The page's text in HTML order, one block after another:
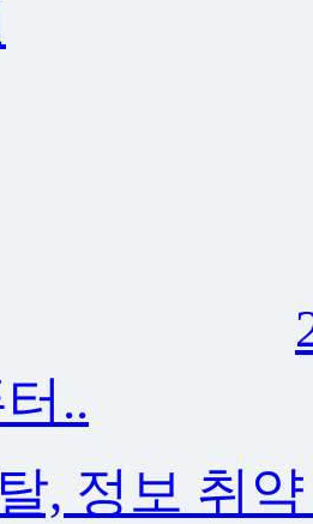
..
, 정보 취